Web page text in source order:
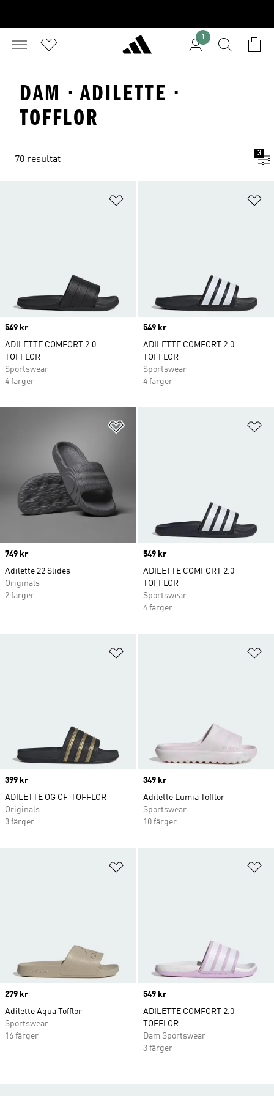
1
DAM · ADILETTE ·
TOFFLOR
70 resultat
3
Price
549 kr
ADILETTE COMFORT 2.0
TOFFLOR
Sportswear
4 färger
Price
549 kr
ADILETTE COMFORT 2.0
TOFFLOR
Sportswear
4 färger
Price
749 kr
Adilette 22 Slides
Originals
2 färger
Price
549 kr
ADILETTE COMFORT 2.0
TOFFLOR
Sportswear
4 färger
Price
399 kr
ADILETTE OG CF-TOFFLOR
Originals
3 färger
Price
349 kr
Adilette Lumia Tofflor
Sportswear
10 färger
Price
279 kr
Adilette Aqua Tofflor
Sportswear
16 färger
Price
549 kr
ADILETTE COMFORT 2.0
TOFFLOR
Dam Sportswear
3 färger